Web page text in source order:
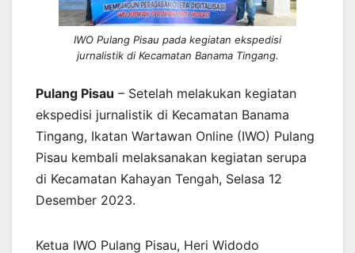
IWO Pulang Pisau pada kegiatan ekspedisi
jurnalistik di Kecamatan Banama Tingang.
Pulang Pisau – Setelah melakukan kegiatan
ekspedisi jurnalistik di Kecamatan Banama
Tingang, Ikatan Wartawan Online (IWO) Pulang
Pisau kembali melaksanakan kegiatan serupa
di Kecamatan Kahayan Tengah, Selasa 12
Desember 2023.
Ketua IWO Pulang Pisau, Heri Widodo